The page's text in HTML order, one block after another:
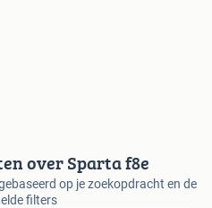
over Sparta f8e
op je zoekopdracht en de
filters